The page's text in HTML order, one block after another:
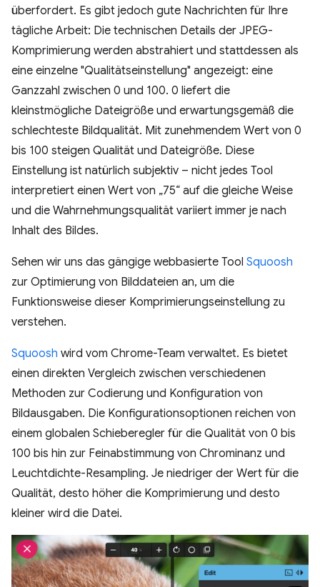
überfordert. Es gibt jedoch gute Nachrichten für Ihre
tägliche Arbeit: Die technischen Details der JPEG-
Komprimierung werden abstrahiert und stattdessen als
eine einzelne "Qualitätseinstellung" angezeigt: eine
Ganzzahl zwischen 0 und 100. 0 liefert die
kleinstmögliche Dateigröße und erwartungsgemäß die
schlechteste Bildqualität. Mit zunehmendem Wert von 0
bis 100 steigen Qualität und Dateigröße. Diese
Einstellung ist natürlich subjektiv – nicht jedes Tool
interpretiert einen Wert von „75“ auf die gleiche Weise
und die Wahrnehmungsqualität variiert immer je nach
Inhalt des Bildes.
Sehen wir uns das gängige webbasierte Tool Squoosh
zur Optimierung von Bilddateien an, um die
Funktionsweise dieser Komprimierungseinstellung zu
verstehen.
Squoosh wird vom Chrome-Team verwaltet. Es bietet
einen direkten Vergleich zwischen verschiedenen
Methoden zur Codierung und Konfiguration von
Bildausgaben. Die Konfigurationsoptionen reichen von
einem globalen Schieberegler für die Qualität von 0 bis
100 bis hin zur Feinabstimmung von Chrominanz und
Leuchtdichte-Resampling. Je niedriger der Wert für die
Qualität, desto höher die Komprimierung und desto
kleiner wird die Datei.